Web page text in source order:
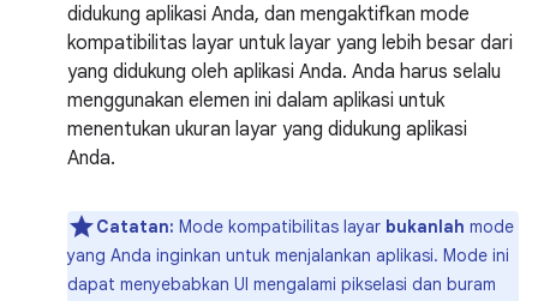
didukung aplikasi Anda, dan mengaktifkan mode
kompatibilitas layar untuk layar yang lebih besar dari
yang didukung oleh aplikasi Anda. Anda harus selalu
menggunakan elemen ini dalam aplikasi untuk
menentukan ukuran layar yang didukung aplikasi
Anda.
Catatan: Mode kompatibilitas layar bukanlah mode
yang Anda inginkan untuk menjalankan aplikasi. Mode ini
dapat menyebabkan UI mengalami pikselasi dan buram